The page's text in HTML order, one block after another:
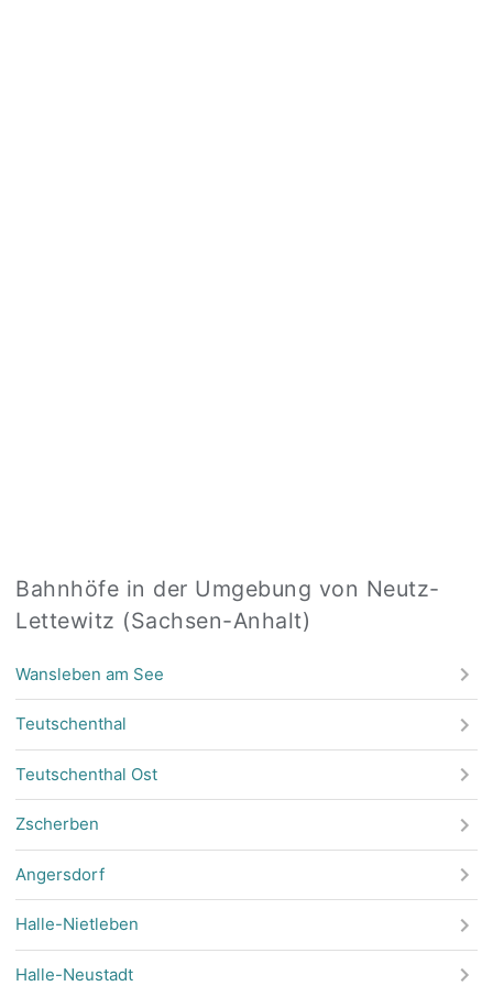
Bahnhöfe in der Umgebung von Neutz-
Lettewitz (Sachsen-Anhalt)
Wansleben am See
Teutschenthal
Teutschenthal Ost
Zscherben
Angersdorf
Halle-Nietleben
Halle-Neustadt